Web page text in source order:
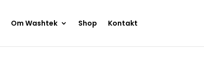
Om Washtek Shop Kontakt